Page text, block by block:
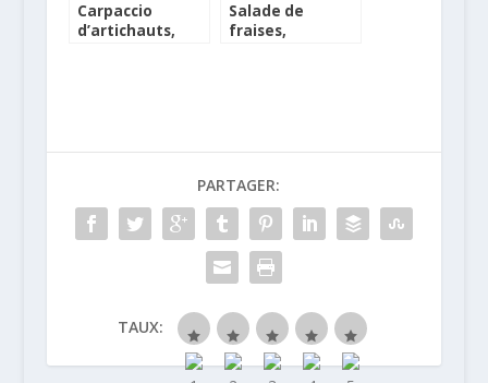
Carpaccio
d’artichauts,
coriandre, dés
Salade de
fraises,
PARTAGER:
TAUX: